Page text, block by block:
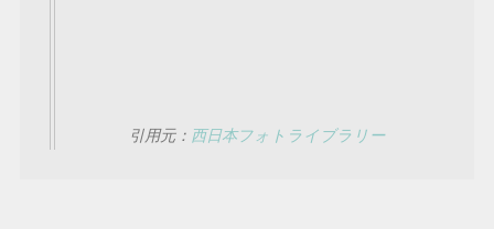
引用元： 西日本フォトライブラリー